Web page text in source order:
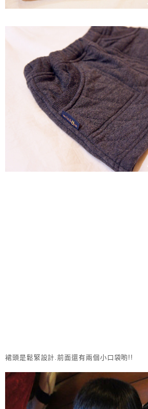
裙頭是鬆緊設計.前面還有兩個小口袋喲!!